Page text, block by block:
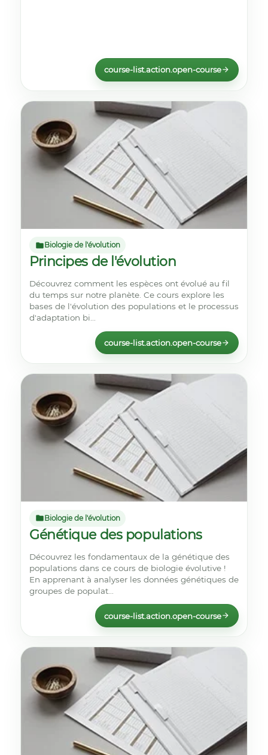
course-list.action.open-course
Biologie de l'évolution
Principes de l'évolution
Découvrez comment les espèces ont évolué au fil
du temps sur notre planète. Ce cours explore les
bases de l'évolution des populations et le processus
d'adaptation bi...
course-list.action.open-course
Biologie de l'évolution
Génétique des populations
Découvrez les fondamentaux de la génétique des
populations dans ce cours de biologie évolutive !
En apprenant à analyser les données génétiques de
groupes de populat...
course-list.action.open-course